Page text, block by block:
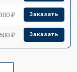
₽ Заказать
₽ Заказать